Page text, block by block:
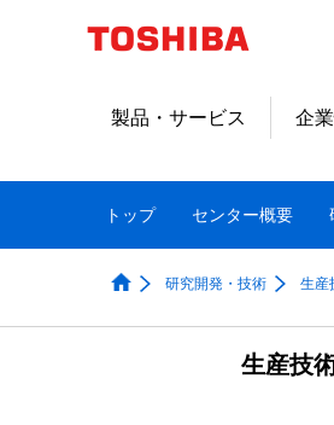
製品・サービス 企
トップ センター概要
研究開発・技術 生産
生産技